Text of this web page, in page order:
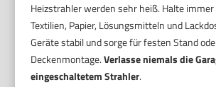
Heizstrahler werden sehr heiß. Halte immer
Textilien, Papier, Lösungsmitteln und
Geräte stabil und sorge für festen Stand
Deckenmontage.Verlasse niemals die
eingeschaltetem Strahler.